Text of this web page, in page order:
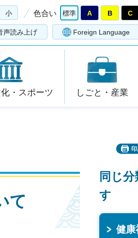
小 色合い 標準 A B C
声読み上げ Foreign Language
・スポーツ しごと・産業
印
て
同じ
す
健康